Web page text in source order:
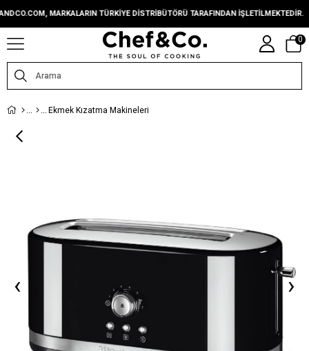
MARKALARIN TÜRKIYE DISTRIBÜTÖRÜ TARAFINDAN IŞLETILMEKTEDIR.
0
Ekmek Kızatma Makineleri
‹ ›